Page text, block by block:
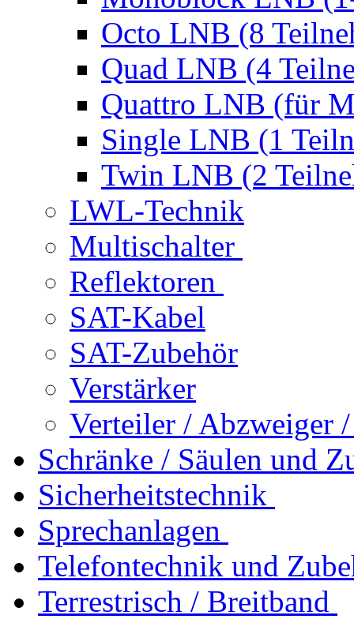
Octo LNB (8
Quad LNB (4
Quattro LNB (für
Single LNB (1
Twin LNB (2
LWL-Technik
Multischalter
Reflektoren
SAT-Kabel
SAT-Zubehör
Verstärker
Verteiler / Abzweiger
Schränke / Säulen und
Sicherheitstechnik
Sprechanlagen
Telefontechnik und
Terrestrisch / Breitband